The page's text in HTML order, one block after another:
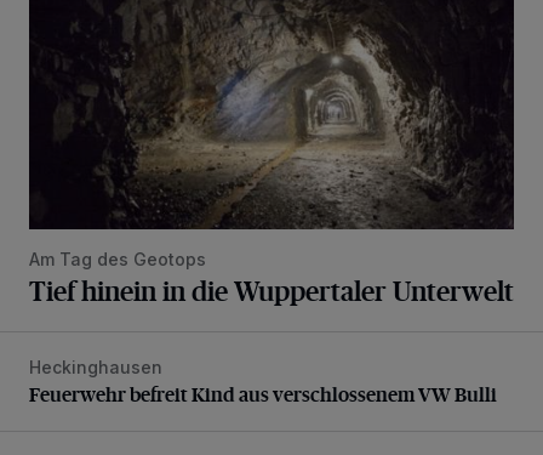
Am Tag des Geotops
Tief hinein in die Wuppertaler Unterwelt
Feuerwehr befreit Kind aus verschlossenem VW Bulli
Heckinghausen
Feuerwehr befreit Kind aus verschlossenem VW Bulli